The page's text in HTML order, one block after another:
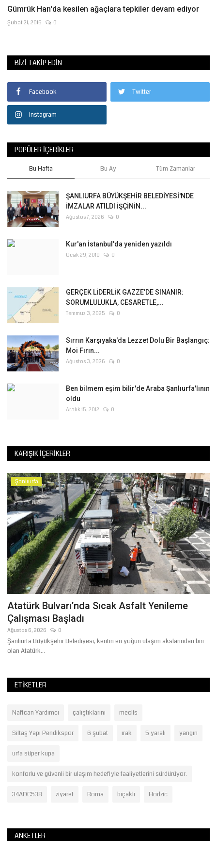
Gümrük Han'da kesilen ağaçlara tepkiler devam ediyor
Şubat 21, 2016 0
BIZI TAKIP EDIN
Facebook Twitter
Instagram
POPÜLER İÇERIKLER
Bu Hafta Bu Ay Tüm Zamanlar
ŞANLIURFA BÜYÜKŞEHİR BELEDİYESİ'NDE
İMZALAR ATILDI İŞÇİNİN...
Ağustos 7, 2026 0
Kur'an İstanbul'da yeniden yazıldı
Ocak 29, 2010 0
GERÇEK LİDERLİK GAZZE’DE SINANIR:
SORUMLULUKLA, CESARETLE,...
Temmuz 3, 2025 0
Sırrın Karşıyaka'da Lezzet Dolu Bir Başlangıç:
Moi Fırın...
Ağustos 3, 2026 0
Ben bilmem eşim bilir'de Araba Şanlıurfa'lının
oldu
Aralık 15, 2012 0
KARIŞIK İÇERIKLER
Şanlıurfa
Atatürk Bulvarı’nda Sıcak Asfalt Yenileme
Çalışması Başladı
Ağustos 6, 2026 0
Şanlıurfa Büyükşehir Belediyesi, kentin en yoğun ulaşım akslarından biri
olan Atatürk...
ETIKETLER
Nafican Yardımcı çalıştıklarını meclis
Siltaş Yapı Pendikspor 6 şubat ırak 5 yaralı yangın
urfa süper kupa
konforlu ve güvenli bir ulaşım hedefiyle faaliyetlerini sürdürüyor.
34ADC538 ziyaret Roma bıçaklı Hodzic
ANKETLER